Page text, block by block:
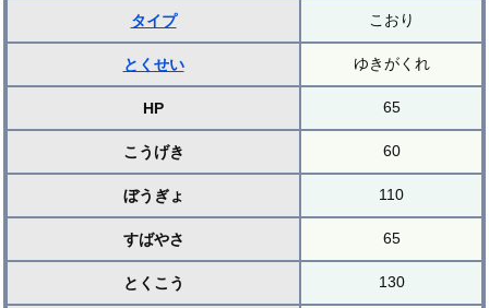
タイプ こおり
とくせい ゆきがくれ
HP 65
こうげき 60
ぼうぎょ 110
すばやさ 65
とくこう 130